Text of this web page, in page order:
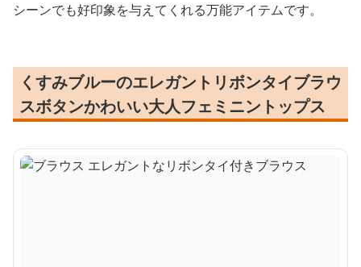
シーンでも好印象を与えてくれる万能アイテムです。
くすみブルーのエレガントリボンタイブラウ
スボタンかわいい大人フェミニントップス